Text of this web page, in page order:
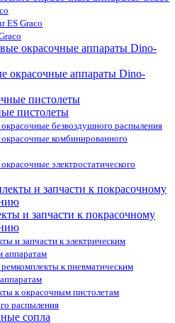
ES Graco
окрасочные аппараты Dino-
пистолеты
безвоздушного распыления
комбинированного
электростатического
и запчасти к покрасочному
и запчасти к электрическим
аппаратам
к пневматическим
к окрасочным пистолетам
распыления